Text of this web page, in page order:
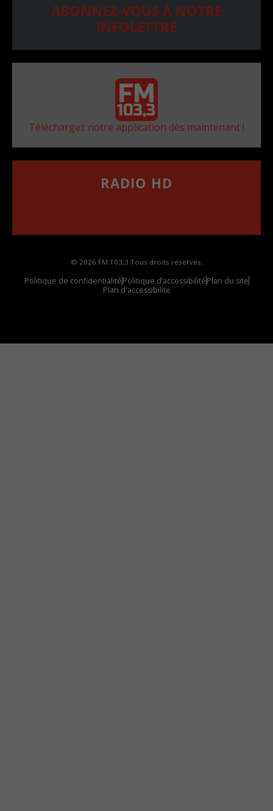
ABONNEZ-VOUS À NOTRE
INFOLETTRE
Téléchargez notre application dès maintenant !
RADIO HD
© 2026 FM 103,3 Tous droits réservés.
Politique de confidentialitéPolitique d’accessibilitéPlan du site
Plan d'accessibilite